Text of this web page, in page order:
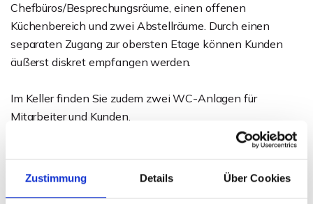
Zustimmung Details Über Cookies
Chefbüros/Besprechungsräume, einen offenen
Küchenbereich und zwei Abstellräume. Durch einen
separaten Zugang zur obersten Etage können Kunden
äußerst diskret empfangen werden.
Im Keller finden Sie zudem zwei WC-Anlagen für
Mitarbeiter und Kunden.
Falls Sie auf der Suche nach einer außergewöhnlichen
Fläche für Ihr Gewerbe sind, dann haben Sie mit dieser
Immobilie das perfekte Angebot gefunden!